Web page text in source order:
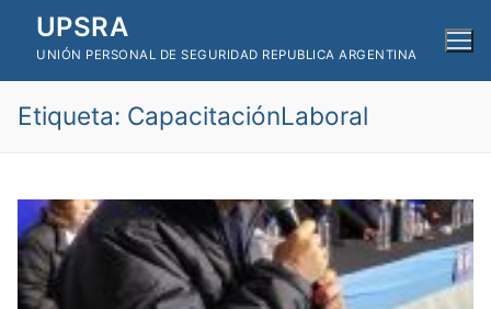
UPSRA
UNIÓN PERSONAL DE SEGURIDAD REPUBLICA ARGENTINA
Etiqueta: CapacitaciónLaboral